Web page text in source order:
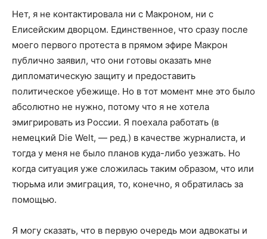
Нет, я не контактировала ни с Макроном, ни с
Елисейским дворцом. Единственное, что сразу после
моего первого протеста в прямом эфире Макрон
публично заявил, что они готовы оказать мне
дипломатическую защиту и предоставить
политическое убежище. Но в тот момент мне это было
абсолютно не нужно, потому что я не хотела
эмигрировать из России. Я поехала работать (в
немецкий Die Welt, — ред.) в качестве журналиста, и
тогда у меня не было планов куда-либо уезжать. Но
когда ситуация уже сложилась таким образом, что или
тюрьма или эмиграция, то, конечно, я обратилась за
помощью.
Я могу сказать, что в первую очередь мои адвокаты и